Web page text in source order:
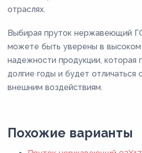
отраслях.
Выбирая пруток нержавеющий
можете быть уверены в высоком
надежности продукции, которая
долгие годы и будет отличаться
внешним воздействиям.
Похожие варианты